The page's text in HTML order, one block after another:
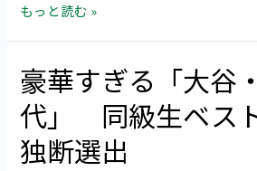
業
長
の
理
由
は
もっと読む »
豪華すぎる「大谷
代」 同級生ベス
独断選出
豪
華
す
ぎ
る